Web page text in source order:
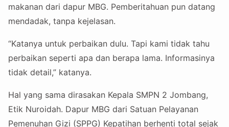
makanan dari dapur MBG. Pemberitahuan pun datang
mendadak, tanpa kejelasan.
“Katanya untuk perbaikan dulu. Tapi kami tidak tahu
perbaikan seperti apa dan berapa lama. Informasinya
tidak detail,” katanya.
Hal yang sama dirasakan Kepala SMPN 2 Jombang,
Etik Nuroidah. Dapur MBG dari Satuan Pelayanan
Pemenuhan Gizi (SPPG) Kepatihan berhenti total sejak